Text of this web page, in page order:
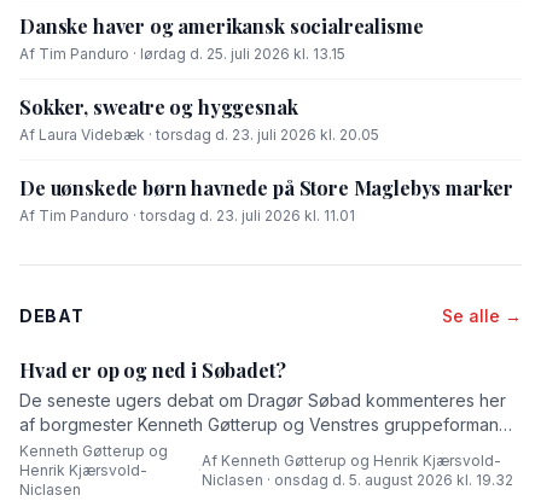
Danske haver og amerikansk socialrealisme
Af Tim Panduro · lørdag d. 25. juli 2026 kl. 13.15
Sokker, sweatre og hyggesnak
Af Laura Videbæk · torsdag d. 23. juli 2026 kl. 20.05
De uønskede børn havnede på Store Maglebys marker
Af Tim Panduro · torsdag d. 23. juli 2026 kl. 11.01
DEBAT Se alle →
Hvad er op og ned i Søbadet?
De seneste ugers debat om Dragør Søbad kommenteres her
af borgmester Kenneth Gøtterup og Venstres gruppeformand
Henrik Kjærsvold-Niclasen.
Kenneth Gøtterup og
Henrik Kjærsvold-
Niclasen
·
Af Kenneth Gøtterup og Henrik Kjærsvold-
Niclasen · onsdag d. 5. august 2026 kl. 19.32